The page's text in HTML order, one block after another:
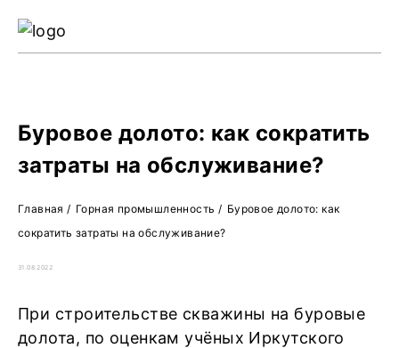
Буровое долото: как сократить
затраты на обслуживание?
Главная / Горная промышленность / Буровое долото: как
сократить затраты на обслуживание?
31.08.2022
При строительстве скважины на буровые
долота, по оценкам учёных Иркутского